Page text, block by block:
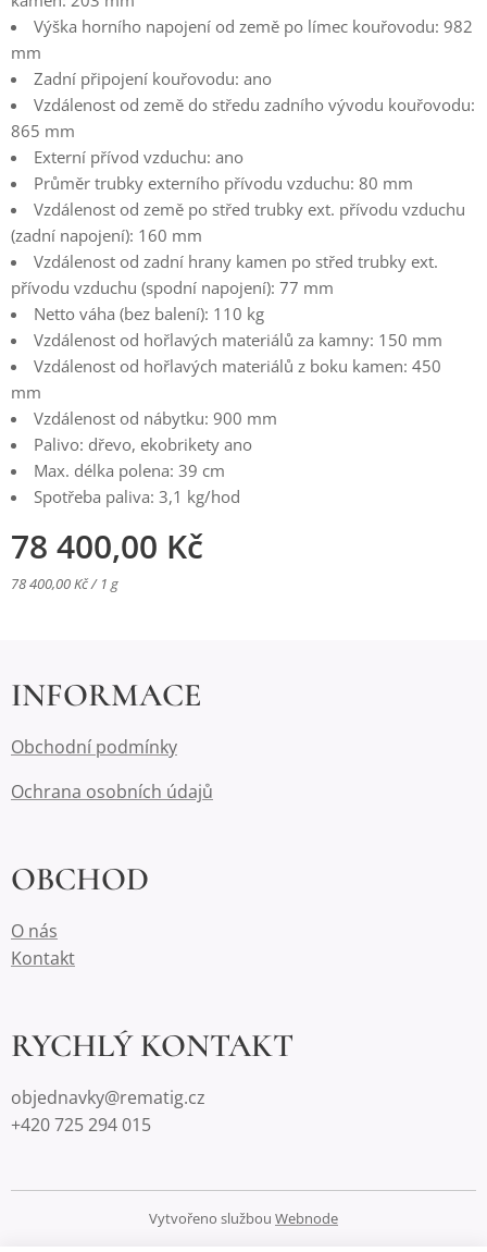
Výška horního napojení od země po límec kouřovodu: 982
mm
Zadní připojení kouřovodu: ano
Vzdálenost od země do středu zadního vývodu kouřovodu:
865 mm
Externí přívod vzduchu: ano
Průměr trubky externího přívodu vzduchu: 80 mm
Vzdálenost od země po střed trubky ext. přívodu vzduchu
(zadní napojení): 160 mm
Vzdálenost od zadní hrany kamen po střed trubky ext.
přívodu vzduchu (spodní napojení): 77 mm
Netto váha (bez balení): 110 kg
Vzdálenost od hořlavých materiálů za kamny: 150 mm
Vzdálenost od hořlavých materiálů z boku kamen: 450
mm
Vzdálenost od nábytku: 900 mm
Palivo: dřevo, ekobrikety ano
Max. délka polena: 39 cm
Spotřeba paliva: 3,1 kg/hod
78 400,00 Kč
78 400,00 Kč / 1 g
INFORMACE
Obchodní podmínky
Ochrana osobních údajů
OBCHOD
O nás
Kontakt
RYCHLÝ KONTAKT
objednavky@rematig.cz
+420 725 294 015
Vytvořeno službou Webnode